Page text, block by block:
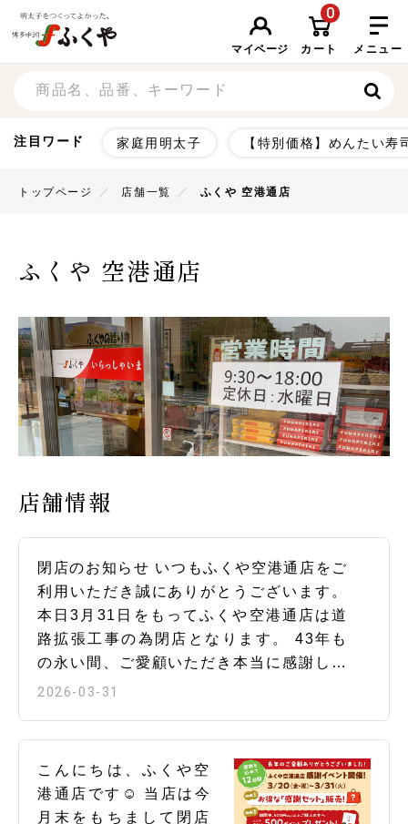
マイページ カート
0
注目ワード 家庭用明太子 【特別価格】めんたい寿
メニュー
トップページ 店舗一覧 ふくや 空港通店
ふくや 空港通店
店舗情報
閉店のお知らせ いつもふくや空港通店をご
利用いただき誠にありがとうございます。
本日3月31日をもってふくや空港通店は道
路拡張工事の為閉店となります。 43年も
の永い間、ご愛顧いただき本当に感謝しか
ございません。 また閉店に際し「淋しくな
通店はなくなりますが、引き続きふくやを
ご愛顧いただければと思います。また、ど
こかの店舗でお会いできるのを楽しみにし
2026-03-31
こんにちは、ふくや空
港通店です☺ 当店は今
月末をもちまして閉店